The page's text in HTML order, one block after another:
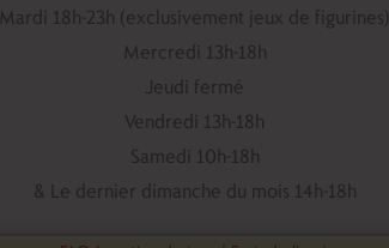
Mardi 18h-23h (exclusivement jeux de figurines)
Mercredi 13h-18h
Jeudi fermé
Vendredi 13h-18h
Samedi 10h-18h
& Le dernier dimanche du mois 14h-18h